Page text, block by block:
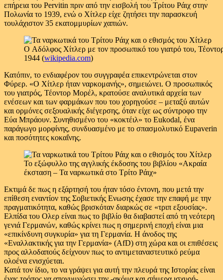
επήρεια του Pervitin πριν από την εισβολή του Τρίτου Ράιχ στην
Πολωνία το 1939, ενώ ο Χίτλερ είχε ζητήσει την παρασκευή
τουλάχιστον 35 εκατομμυρίων χαπιών.
O Αδόλφος Χίτλερ με τον προσωπικό του γιατρό του,
1944 (wikipedia.com)
Κατόπιν, το ενδιαφέρον του συγγραφέα επικεντρώνεται στον
Φύρερ. «Ο Χίτλερ ήταν ναρκομανής», σημειώνει. Ο προσωπικός
του γιατρός, Τέοντορ Μορέλ, κρατούσε αναλυτικά αρχεία των
ενέσεων και των φαρμάκων που του χορηγούσε – μεταξύ αυτών
και ορμόνες σεξουαλικής διέγερσης, όταν είχε ως σύντροφο την
Εύα Μπράουν. Συνηθισμένο του «κοκτέιλ» το Eukodal, ένα
παράγωγο μορφίνης, συνδυασμένο με το σπασμολυτικό Eupaverin
και ποσότητες κοκαΐνης.
Το εξώφυλλο της αγγλικής έκδοσης του βιβλίου «Ακραία
έκσταση – Τα ναρκωτικά στο Τρίτο Ράιχ»
Εκτιμά δε πως η εξάρτησή του ήταν τόσο έντονη, που μετά την
επίθεση εναντίον της Σοβιετικής Ενωσης έχασε την επαφή με την
πραγματικότητα, καθώς βρισκόταν διαρκώς σε «τριπ εξουσίας».
Ελπίδα του Ολερ είναι πως το βιβλίο θα διαβαστεί από τη νεότερη
γενιά Γερμανών, καθώς κρίνει πως η σημερινή εποχή είναι μια
«επικίνδυνη συγκυρία» για τη Γερμανία. Η άνοδος της
«Εναλλακτικής για την Γερμανία» (AfD) στη χώρα και οι επιθέσεις
προς αλλοδαπούς δείχνουν πως το αντιμεταναστευτικό ρεύμα
ολοένα ενισχύεται.
Κατά τον ίδιο, το να γράψει για αυτή την πλευρά της Ιστορίας είναι